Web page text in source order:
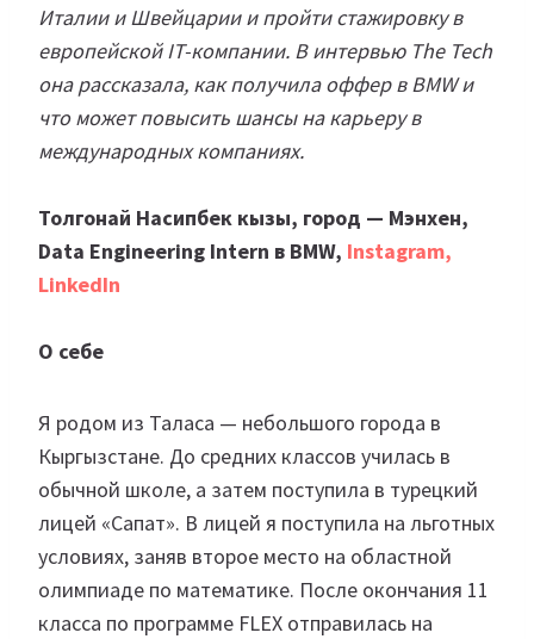
Италии и Швейцарии и пройти стажировку в
европейской IT-компании. В интервью The Tech
она рассказала, как получила оффер в BMW и
что может повысить шансы на карьеру в
международных компаниях.
Толгонай Насипбек кызы, город — Мэнхен,
Data Engineering Intern в BMW, Instagram,
LinkedIn
О себе
Я родом из Таласа — небольшого города в
Кыргызстане. До средних классов училась в
обычной школе, а затем поступила в турецкий
лицей «Сапат». В лицей я поступила на льготных
условиях, заняв второе место на областной
олимпиаде по математике. После окончания 11
класса по программе FLEX отправилась на